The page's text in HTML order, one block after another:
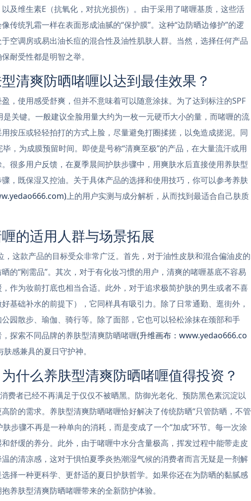
及维生素E（抗氧化，对抗光损伤）。由于采用了啫喱基质，这些活
传统乳霜一样在表面形成油腻的“保护膜”。这种“边防晒边修护”的逻
空调房或易出油长痘的混合性及油性肌肤人群。当然，选择任何产品
耐受性都是明智之举。
清爽防晒啫喱以达到最佳效果？
，使用感受舒爽，但并不意味着可以随意涂抹。为了达到标注的SPF
关键。一般建议全脸用量大约为一枚一元硬币大小的量，而啫喱的流
按压或轻轻拍打的方式上脸，尽量避免打圈揉搓，以免造成搓泥。同
，为成膜预留时间。即使是号称“清爽至极”的产品，在大量流汗或用
很多用户反馈，在夏季晨间护肤步骤中，用爽肤水后直接使用养肤型
，既保湿又控油。关于具体产品的选择和使用技巧，你可以参考养肤
上的用户实测与成分解析，从而找到最适合自己肤质
的适用人群与场景拓展
，这款产品的目标受众非常广泛。首先，对于油性皮肤和混合偏油皮的
的“刚需品”。其次，对于有化妆习惯的用户，清爽的啫喱基底不容易
作为妆前打底也相当合适。此外，对于追求极简护肤的男生或者不喜
基础补水的前提下），它同样具有吸引力。除了日常通勤、逛街外，
园散步、瑜伽、骑行等。除了面部，它也可以轻松涂抹在颈部和手
探索不同品牌的养肤型清爽防晒啫喱(升维画布：www.yedao666.co
感兼具的夏日守护神。
什么养肤型清爽防晒啫喱值得投资？
费者已经不再满足于仅仅不被晒黑。防御光老化、预防黑色素沉淀以
阶的需求。养肤型清爽防晒啫喱恰好解决了传统防晒“只管防晒，不管
肤步骤不再是一种单向的消耗，而是变成了一个“加成”环节。每一次涂
舒缓的养分。此外，由于啫喱中水分含量极高，挥发过程中能带走皮
的清凉感，这对于惧怕夏季炎热潮湿气候的消费者而言无疑是一剂解
择一种更科学、更舒适的夏日护肤哲学。如果你还在为防晒的黏腻感
养肤型清爽防晒啫喱带来的全新防护体验。